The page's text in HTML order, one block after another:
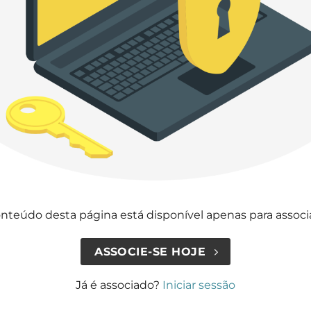
desta página está disponível apenas para
ASSOCIE-SE HOJE
Já é associado? Iniciar sessão